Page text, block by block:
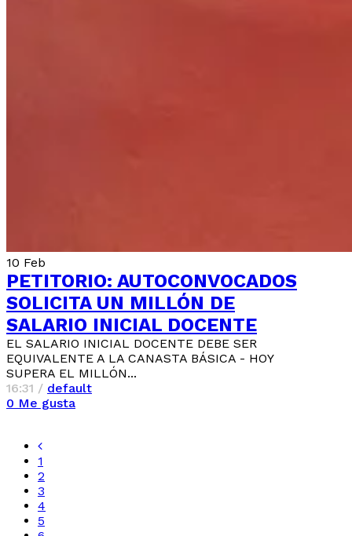
10 Feb
PETITORIO: AUTOCONVOCADOS
SOLICITA UN MILLÓN DE
SALARIO INICIAL DOCENTE
EL SALARIO INICIAL DOCENTE DEBE SER
EQUIVALENTE A LA CANASTA BÁSICA - HOY
SUPERA EL MILLÓN...
16:31 / default
0 Me gusta
1
2
3
4
5